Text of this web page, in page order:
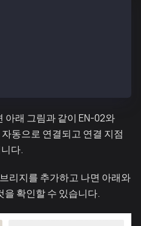
아래 그림과 같이 EN-02와
동으로 연결되고 연결 지점
다.
리지를 추가하고 나면 아래와
을 확인할 수 있습니다.